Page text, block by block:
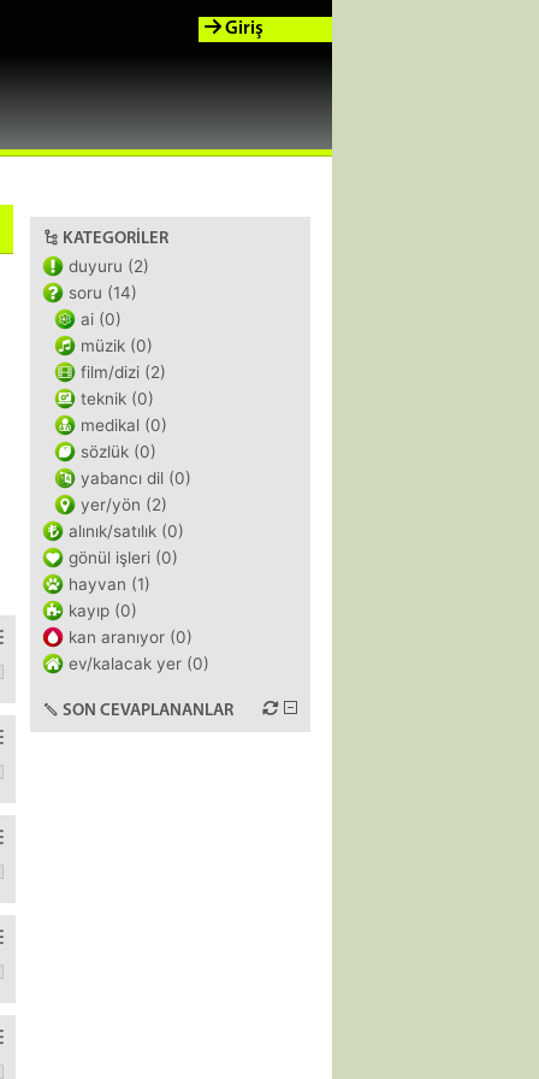
Giriş
hale geldi, TR serverından bağlanamıyorum. Server
Bilinen bi sorun mu var?https://istanbulkart.istanbul/
backup yapabilmesi hoşuma gitti. Deneme süresi bitti ve
upload edeceği x dosyasını site alıp bir
hiçbi zaman teknik ve resmi düzeyde öğrenemeyeceğim
KATEGORILER
duyuru (2)
soru (14)
ai (0)
müzik (0)
film/dizi (2)
teknik (0)
medikal (0)
sözlük (0)
yabancı dil (0)
yer/yön (2)
alınık/satılık (0)
gönül işleri (0)
hayvan (1)
kayıp (0)
kan aranıyor (0)
ev/kalacak yer (0)
SON CEVAPLANANLAR